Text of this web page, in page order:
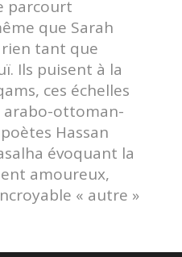
parcourt
que Sarah
rien tant que
Ils puisent à la
ces échelles
arabo-ottoman-
Hassan
évoquant la
amoureux,
« autre »